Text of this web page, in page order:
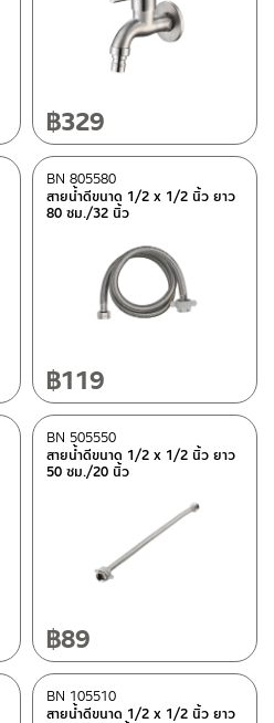
฿329
สายน้ำดีขนาด 1/2 x 1/2 นิ้ว ยาว
80 ซม./32 นิ้ว
BN 805580
฿119
สายน้ำดีขนาด 1/2 x 1/2 นิ้ว ยาว
50 ซม./20 นิ้ว
BN 505550
฿89
สายน้ำดีขนาด 1/2 x 1/2 นิ้ว ยาว
BN 105510